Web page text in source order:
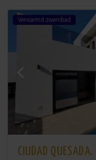
Verwarmd zwembad
CIUDAD QUESADA.